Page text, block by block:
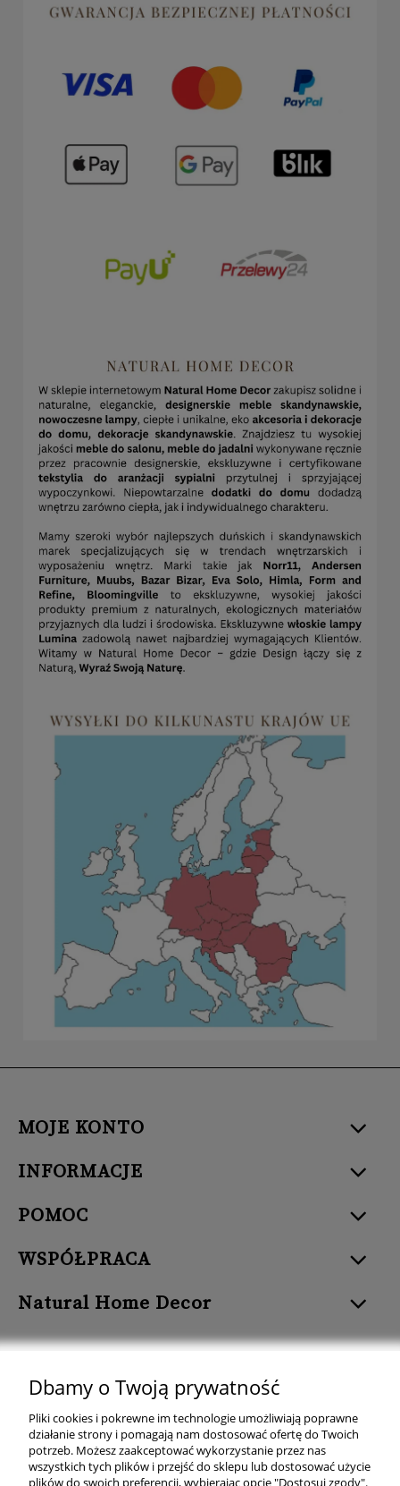
MOJE KONTO
INFORMACJE
POMOC
WSPÓŁPRACA
Natural Home Decor
Natural Home Decor | E-mail: sklep at naturalhomedecor.pl | Tel.:
507 707 299
| NIP: 7971800592 | REGON: 381429127
Copyright © 2026 - Naturalhomedecor.pl
Dbamy o Twoją prywatność
Pliki cookies i pokrewne im technologie umożliwiają poprawne
działanie strony i pomagają nam dostosować ofertę do Twoich
potrzeb. Możesz zaakceptować wykorzystanie przez nas
wszystkich tych plików i przejść do sklepu lub dostosować użycie
plików do swoich preferencji, wybierając opcję "Dostosuj zgody".